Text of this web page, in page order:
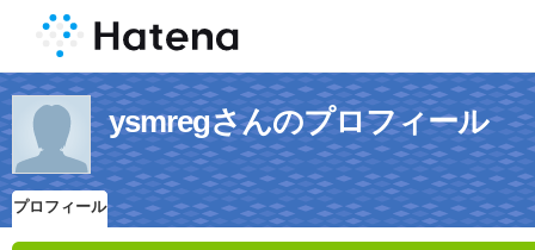
ysmregさんのプロフィール
プロフィール